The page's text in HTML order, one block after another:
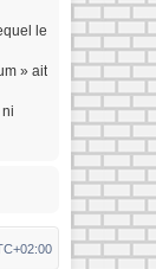
le
» ait